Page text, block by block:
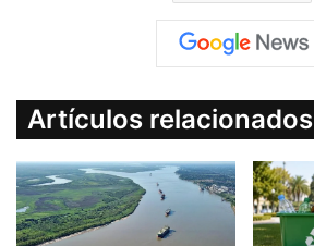
Artículos relacionados